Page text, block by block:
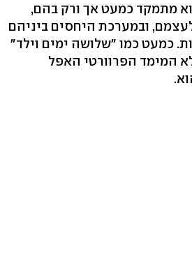
מתמקד כמעט אך ורק בהם,
ובמערכת היחסים ביניהם
כמעט כמו "שלושה ימים וילד"
המימד הפרוורטי האפל